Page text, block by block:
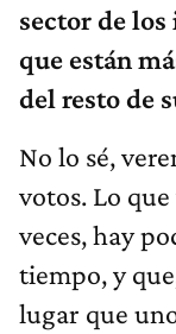
sector de
que están
del resto de
No lo sé,
votos. Lo
veces,hay
tiempo, y
lugar que